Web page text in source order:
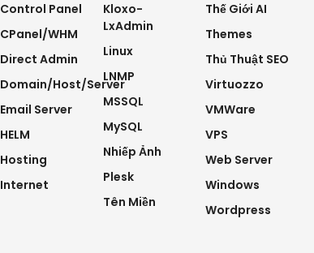
Control Panel
CPanel/WHM
Direct Admin
Domain/Host/Server
Email Server
HELM
Hosting
Internet
Kloxo-
LxAdmin
Linux
LNMP
MSSQL
MySQL
Nhiếp Ảnh
Plesk
Tên Miền
Thế Giới AI
Themes
Thủ Thuật SEO
Virtuozzo
VMWare
VPS
Web Server
Windows
Wordpress